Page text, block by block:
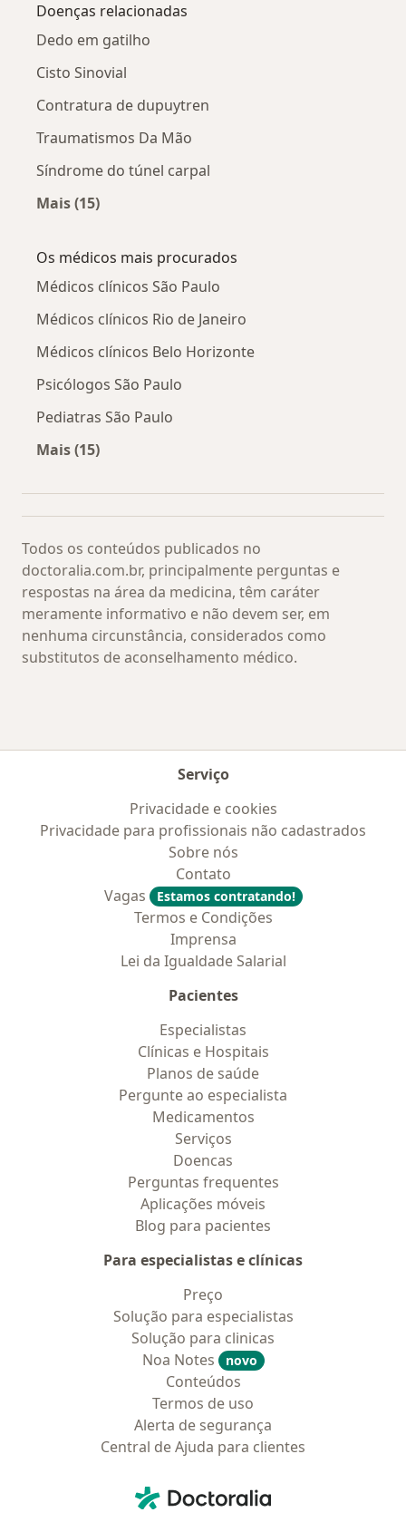
Doenças relacionadas
Dedo em gatilho
Cisto Sinovial
Contratura de dupuytren
Traumatismos Da Mão
Síndrome do túnel carpal
Mais (15)
Os médicos mais procurados
Médicos clínicos São Paulo
Médicos clínicos Rio de Janeiro
Médicos clínicos Belo Horizonte
Psicólogos São Paulo
Pediatras São Paulo
Mais (15)
Todos os conteúdos publicados no
doctoralia.com.br, principalmente perguntas e
respostas na área da medicina, têm caráter
meramente informativo e não devem ser, em
nenhuma circunstância, considerados como
substitutos de aconselhamento médico.
Serviço
Privacidade e cookies
Privacidade para profissionais não cadastrados
Sobre nós
Contato
Vagas
Estamos contratando!
Termos e Condições
Imprensa
Lei da Igualdade Salarial
Pacientes
Especialistas
Clínicas e Hospitais
Planos de saúde
Pergunte ao especialista
Medicamentos
Serviços
Doencas
Perguntas frequentes
Aplicações móveis
Blog para pacientes
Para especialistas e clínicas
Preço
Solução para especialistas
Solução para clinicas
Noa Notes
novo
Conteúdos
Termos de uso
Alerta de segurança
Central de Ajuda para clientes
Doctoralia - Homepage